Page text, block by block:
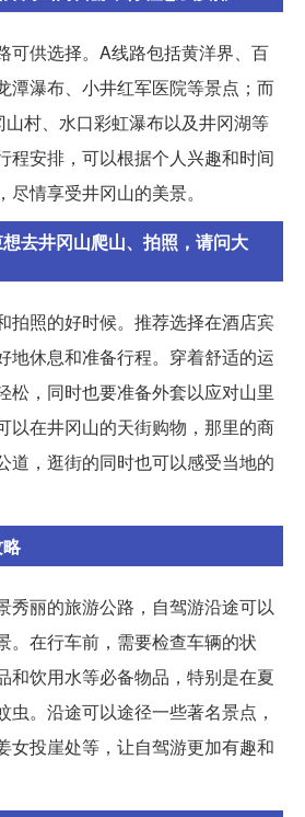
可供选择。A线路包括黄洋界、百
潭瀑布、小井红军医院等景点；而
村、水口彩虹瀑布以及井冈湖等
程安排，可以根据个人兴趣和时间
情享受井冈山的美景。
去井冈山爬山、拍照，请问大
拍照的好时候。推荐选择在酒店宾
地休息和准备行程。穿着舒适的运
松，同时也要准备外套以应对山里
以在井冈山的天街购物，那里的商
道，逛街的同时也可以感受当地的
秀丽的旅游公路，自驾游沿途可以
。在行车前，需要检查车辆的状
和饮用水等必备物品，特别是在夏
虫。沿途可以途径一些著名景点，
女投崖处等，让自驾游更加有趣和